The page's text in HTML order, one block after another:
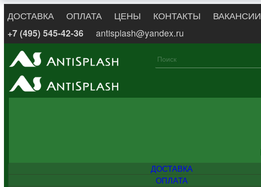
ДОСТАВКА ОПЛАТА ЦЕНЫ КОНТАКТЫ
ВАКАНСИИ
+7 (495) 545-42-36
antisplash@yandex.ru
ДОСТАВКА
ОПЛАТА